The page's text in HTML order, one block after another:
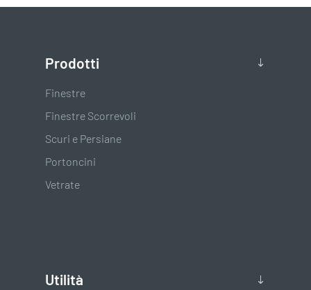
Prodotti
Finestre
Finestre Scorrevoli
Scuri e Persiane
Portoncini
Vetrate
Utilità